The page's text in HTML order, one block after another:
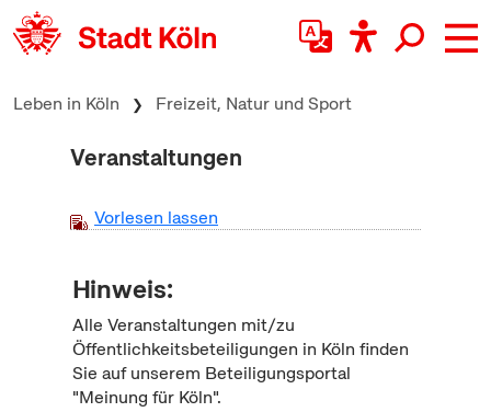
zum Inhalt springen
Leben in Köln Freizeit, Natur und Sport
Veranstaltungen
Vorlesen lassen
Hinweis:
Alle Veranstaltungen mit/zu
Öffentlichkeitsbeteiligungen in Köln finden
Sie auf unserem Beteiligungsportal
"Meinung für Köln".